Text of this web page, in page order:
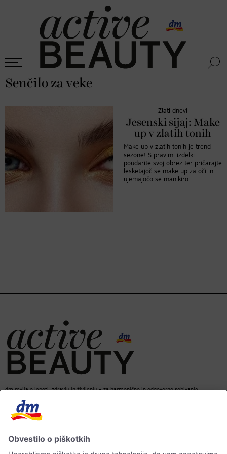
Senčilo za veke
Zlati dnevi
Jesenski sijaj: Make
up v zlatih tonih
Make up v zlatih tonih je trend
sezone! S pravimi izdelki
poudarite svoj obrez ter pričarajte
lesketajoč se make up za oči in
ujemajočo se manikiro.
dm revija o lepoti, zdravju in življenju – za harmonično in odgovorno sobivanje.